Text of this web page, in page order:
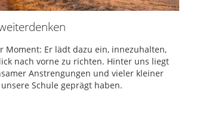
Moment: Er lädt dazu ein, innezuhalten,
nach vorne zu richten. Hinter uns liegt
Anstrengungen und vieler kleiner
Schule geprägt haben.